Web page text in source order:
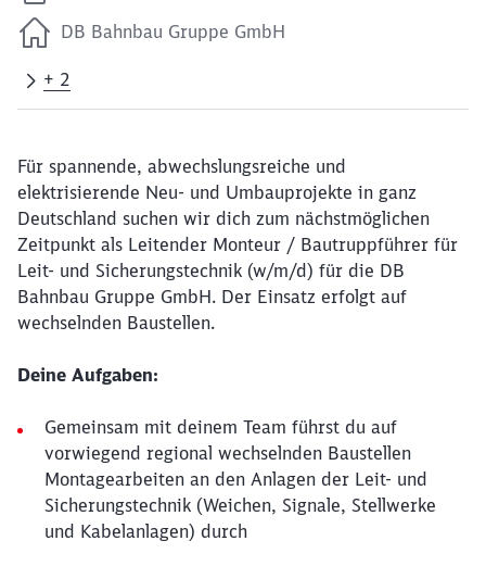
DB Bahnbau Gruppe GmbH
+ 2
Für spannende, abwechslungsreiche und
elektrisierende Neu- und Umbauprojekte in ganz
Deutschland suchen wir dich zum nächstmöglichen
Zeitpunkt als Leitender Monteur / Bautruppführer für
Leit- und Sicherungstechnik (w/m/d) für die DB
Bahnbau Gruppe GmbH. Der Einsatz erfolgt auf
wechselnden Baustellen.
Deine Aufgaben:
Gemeinsam mit deinem Team führst du auf
vorwiegend regional wechselnden Baustellen
Montagearbeiten an den Anlagen der Leit- und
Sicherungstechnik (Weichen, Signale, Stellwerke
und Kabelanlagen) durch